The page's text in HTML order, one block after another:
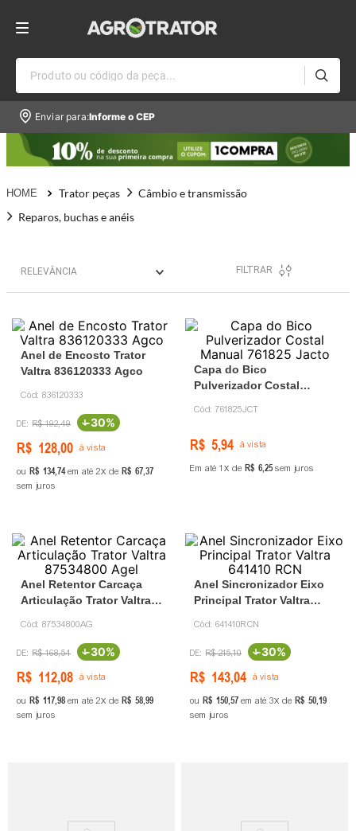
Produto ou código da peça...
Enviar para:Informe o CEP
Trator peças
Câmbio e transmissão
Reparos, buchas e anéis
RELEVÂNCIA FILTRAR
Anel de Encosto Trator
Valtra 836120333 Agco
Cód: 836120333
R$ 192,49 -30%
R$ 128,00 à vista
ou R$ 134,74em até 2 de R$ 6737
sem juros
Capa do Bico
Pulverizador Costal
Cód: 761825JCT
R$ 5,94 à vista
Em até 1 de R$ 625 sem juros
Anel Retentor Carcaça
Articulação Trator Valtra
Cód: 87534800AG
R$ 168,54 -30%
R$ 112,08 à vista
ou R$ 11798 em até 2 de R$ 5899
sem juros
Anel Sincronizador Eixo
Principal Trator Valtra
Cód: 641410RCN
R$ 215,10 -30%
R$ 143,04 à vista
ou R$ 15057 em até 3 de R$ 5019
sem juros